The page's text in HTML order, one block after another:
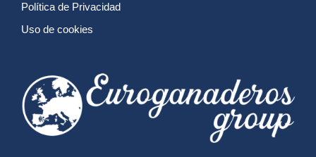
Política de Privacidad
Uso de cookies